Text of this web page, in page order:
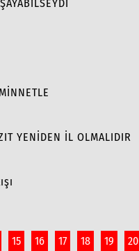
YENİDEN İL OLMALIDIR
15 16 17 18 19 20